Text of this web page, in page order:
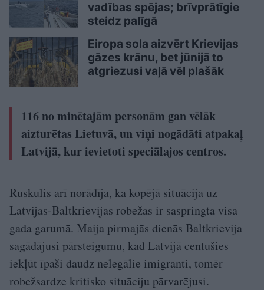
vadības spējas; brīvprātīgie
steidz palīgā
Eiropa sola aizvērt Krievijas
gāzes krānu, bet jūnijā to
atgriezusi vaļā vēl plašāk
116 no minētajām personām gan vēlāk
aizturētas Lietuvā, un viņi nogādāti atpakaļ
Latvijā, kur ievietoti speciālajos centros.
Ruskulis arī norādīja, ka kopējā situācija uz
Latvijas-Baltkrievijas robežas ir saspringta visa
gada garumā. Maija pirmajās dienās Baltkrievija
sagādājusi pārsteigumu, kad Latvijā centušies
iekļūt īpaši daudz nelegālie imigranti, tomēr
robežsardze kritisko situāciju pārvarējusi.